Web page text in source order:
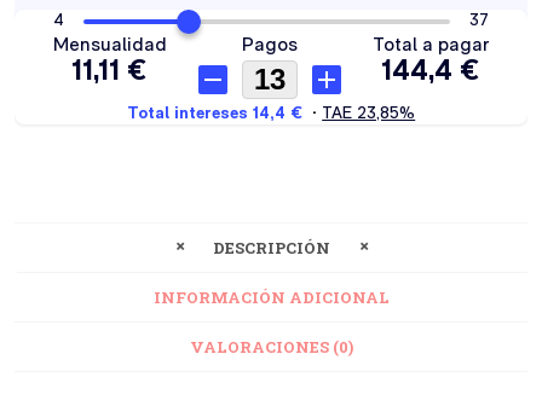
DESCRIPCIÓN
INFORMACIÓN ADICIONAL
VALORACIONES (0)